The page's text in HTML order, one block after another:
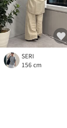
SERI
156 cm